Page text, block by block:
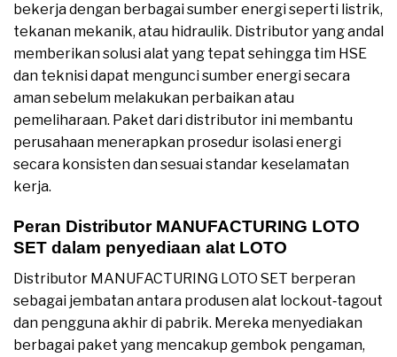
bekerja dengan berbagai sumber energi seperti listrik,
tekanan mekanik, atau hidraulik. Distributor yang andal
memberikan solusi alat yang tepat sehingga tim HSE
dan teknisi dapat mengunci sumber energi secara
aman sebelum melakukan perbaikan atau
pemeliharaan. Paket dari distributor ini membantu
perusahaan menerapkan prosedur isolasi energi
secara konsisten dan sesuai standar keselamatan
kerja.
Peran Distributor MANUFACTURING LOTO
SET dalam penyediaan alat LOTO
Distributor MANUFACTURING LOTO SET berperan
sebagai jembatan antara produsen alat lockout‑tagout
dan pengguna akhir di pabrik. Mereka menyediakan
berbagai paket yang mencakup gembok pengaman,